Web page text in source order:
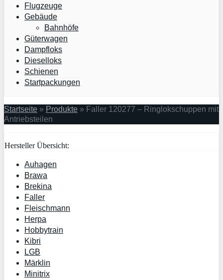
Flugzeuge
Gebäude
Bahnhöfe
Güterwagen
Dampfloks
Dieselloks
Schienen
Startpackungen
Startseite » Produkte » Faller 120277 – Ringlokschuppen mit
Antriebsteilen
Hersteller Übersicht:
Auhagen
Brawa
Brekina
Faller
Fleischmann
Herpa
Hobbytrain
Kibri
LGB
Märklin
Minitrix